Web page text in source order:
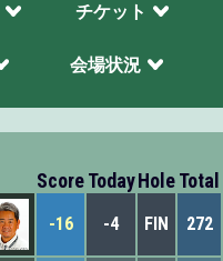
チケット
会場状況
ScoreTodayHoleTotal
-16 -4 FIN 272